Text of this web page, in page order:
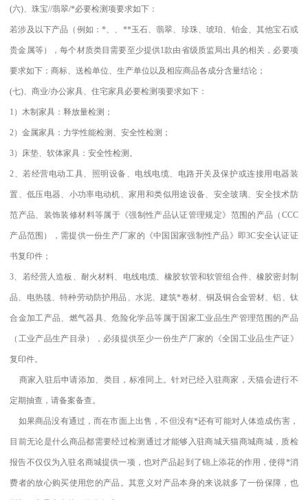
(六)、珠宝//翡翠/*必要检测项要求如下：
若涉及以下产品（例如：*、、**玉石、翡翠、珍珠、琥珀、铂金、其他宝石或
贵金属等），每个材质类目需要至少提供1款由省级质监局出具的相关，必要项
要求如下：商标、送检单位、生产单位以及相应商品各成分含量结论；
(七)、商业/办公家具、住宅家具必要检测项要求如下：
1）木制家具：释放量检测；
2）金属家具：力学性能检测、安全性检测；
3）床垫、软体家具：安全性检测。
2、若经营电动工具、照明设备、电线电缆、电路开关及保护或连接用电器装
置、低压电器、小功率电动机、家用和类似用途设备、安全玻璃、安全技术防
范产品、装饰装修材料等属于《强制性产品认证管理规定》范围的产品（CCC
产品范围），需提供一份生产厂家的《中国国家强制性产品》即3C安全认证证
书复印件；
3、若经营人造板、耐火材料、电线电缆、橡胶软管和软管组合件、橡胶密封制
品、电热毯、特种劳动防护用品、水泥、建筑*卷材、铜及铜合金管材、铝、钛
合金加工产品、燃气器具、危险化学品等属于国家工业品生产管理范围的产品
（工业产品生产目录），必须提供至少一份生产厂家的《全国工业品生产证》
复印件。
商家入驻后申请添加、类目，标准同上。针对已经入驻商家，天猫会进行不
定期抽查，请备案备查。
如果商品没有通过，而在市面上出售，不但没有*还有可能对人体造成伤害，
目前无论是什么商品都需要经过检测通过才能够入驻商城天猫商城商城，质检
报告不仅仅为入驻名商城提供一项，也对产品起到了锦上添花的作用，使得*消
费者的放心购买使用您的产品。其意义对产品本身的来说就多了一份保障，也